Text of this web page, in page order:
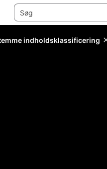
indholdsklassificering